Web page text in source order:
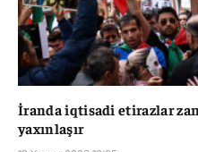
İranda iqtisadi etirazlar
yaxınlaşır